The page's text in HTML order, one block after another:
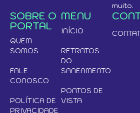
muito.
SOBRE O
PORTAL
QUEM
SOMOS
FALE
CONOSCO
POLÍTICA DE
PRIVACIDADE
MENU
INÍCIO
RETRATOS
DO
SANEAMENTO
PONTOS DE
VISTA